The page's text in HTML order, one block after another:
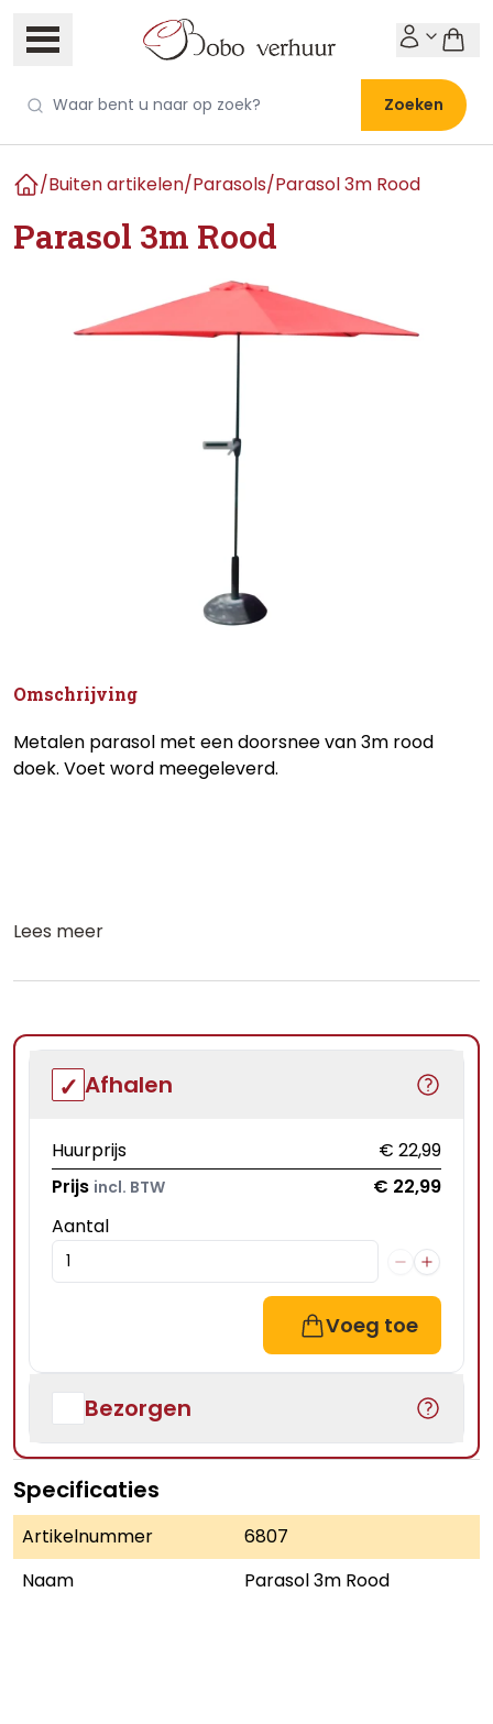
Zoeken
/Buiten artikelen/Parasols/Parasol 3m Rood
Parasol 3m Rood
Omschrijving
Metalen parasol met een doorsnee van 3m rood
doek. Voet word meegeleverd.
Lees meer
Afhalen
Huurprijs
€ 22,99
Prijs incl. BTW
€ 22,99
Aantal
Voeg toe
Bezorgen
Specificaties
Artikelnummer
6807
Naam
Parasol 3m Rood